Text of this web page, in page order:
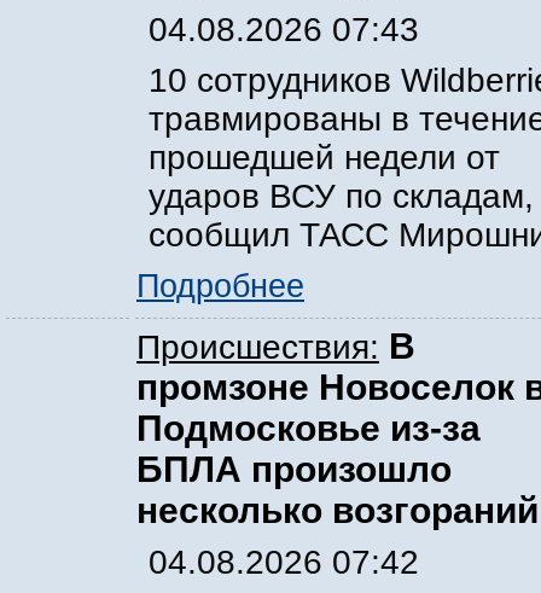
04.08.2026 07:43
10 сотрудников
травмированы в
прошедшей недели от
ударов ВСУ по складам,
сообщил ТАСС
Подробнее
Происшествия: В
промзоне Новоселок
Подмосковье из-за
БПЛА произошло
несколько возгораний
04.08.2026 07:42